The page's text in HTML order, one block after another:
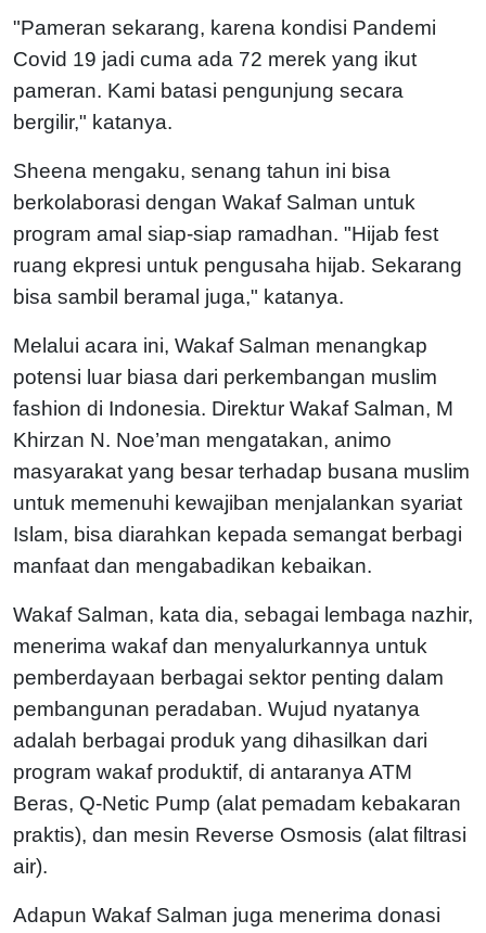
"Pameran sekarang, karena kondisi Pandemi
Covid 19 jadi cuma ada 72 merek yang ikut
pameran. Kami batasi pengunjung secara
bergilir," katanya.
Sheena mengaku, senang tahun ini bisa
berkolaborasi dengan Wakaf Salman untuk
program amal siap-siap ramadhan. "Hijab fest
ruang ekpresi untuk pengusaha hijab. Sekarang
bisa sambil beramal juga," katanya.
Melalui acara ini, Wakaf Salman menangkap
potensi luar biasa dari perkembangan muslim
fashion di Indonesia. Direktur Wakaf Salman, M
Khirzan N. Noe’man mengatakan, animo
masyarakat yang besar terhadap busana muslim
untuk memenuhi kewajiban menjalankan syariat
Islam, bisa diarahkan kepada semangat berbagi
manfaat dan mengabadikan kebaikan.
Wakaf Salman, kata dia, sebagai lembaga nazhir,
menerima wakaf dan menyalurkannya untuk
pemberdayaan berbagai sektor penting dalam
pembangunan peradaban. Wujud nyatanya
adalah berbagai produk yang dihasilkan dari
program wakaf produktif, di antaranya ATM
Beras, Q-Netic Pump (alat pemadam kebakaran
praktis), dan mesin Reverse Osmosis (alat filtrasi
air).
Adapun Wakaf Salman juga menerima donasi